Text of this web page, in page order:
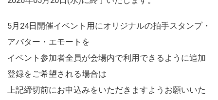
5月24日開催イベント用にオリジナルの拍手スタンプ・
アバター・エモートを
イベント参加者全員が会場内で利用できるように追加
登録をご希望される場合は
上記締切前にお申込みをいただきますようお願いいた